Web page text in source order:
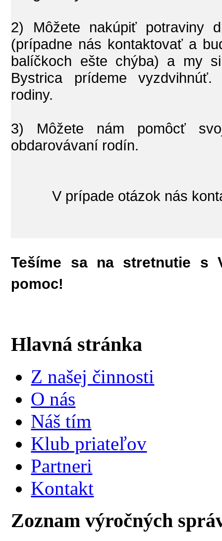
2) Môžete nakúpiť potraviny
(prípadne nás kontaktovať a
balíčkoch ešte chýba) a my
Bystrica prídeme
rodiny.
3) Môžete nám pomôcť
obdarovávaní rodín.
V prípade otázok nás
Tešíme sa na stretnutie s
pomoc!
Hlavná stránka
Z našej činnosti
O nás
Náš tím
Klub priateľov
Partneri
Kontakt
Zoznam výročných